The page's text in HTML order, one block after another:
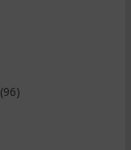
(96)